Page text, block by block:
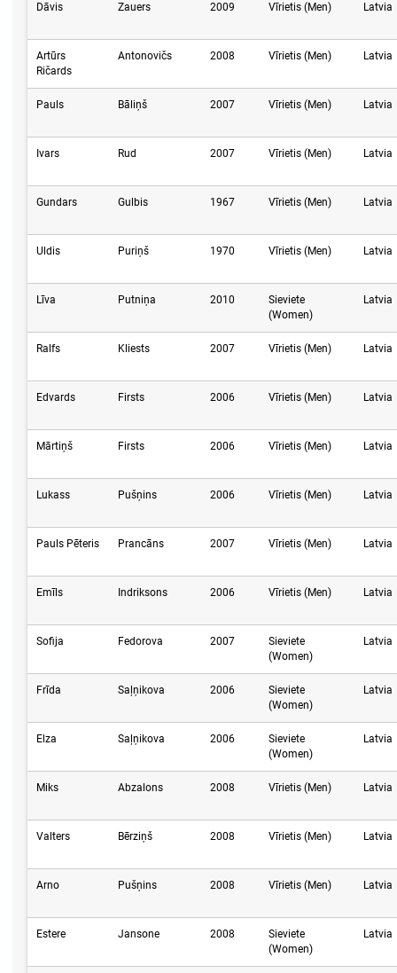
Dāvis Zauers 2009 Vīrietis (Men) Latvia
Artūrs
Ričards
Antonovičs 2008 Vīrietis (Men) Latvia
Pauls Bāliņš 2007 Vīrietis (Men) Latvia
Ivars Rud 2007 Vīrietis (Men) Latvia
Gundars Gulbis 1967 Vīrietis (Men) Latvia
Uldis Puriņš 1970 Vīrietis (Men) Latvia
Līva Putniņa 2010
Sieviete
(Women)
Latvia
Ralfs Kliests 2007 Vīrietis (Men) Latvia
Edvards Firsts 2006 Vīrietis (Men) Latvia
Mārtiņš Firsts 2006 Vīrietis (Men) Latvia
Lukass Pušņins 2006 Vīrietis (Men) Latvia
Pauls Pēteris Prancāns 2007 Vīrietis (Men) Latvia
Emīls Indriksons 2006 Vīrietis (Men) Latvia
Sofija Fedorova 2007
Sieviete
(Women)
Latvia
Frīda Saļņikova 2006
Sieviete
(Women)
Latvia
Elza Saļņikova 2006
Sieviete
(Women)
Latvia
Miks Abzalons 2008 Vīrietis (Men) Latvia
Valters Bērziņš 2008 Vīrietis (Men) Latvia
Arno Pušņins 2008 Vīrietis (Men) Latvia
Estere Jansone 2008
Sieviete
(Women)
Latvia